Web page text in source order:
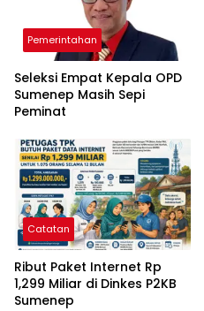
Pemerintahan
Seleksi Empat Kepala OPD
Sumenep Masih Sepi
Peminat
Catatan
Ribut Paket Internet Rp
1,299 Miliar di Dinkes P2KB
Sumenep